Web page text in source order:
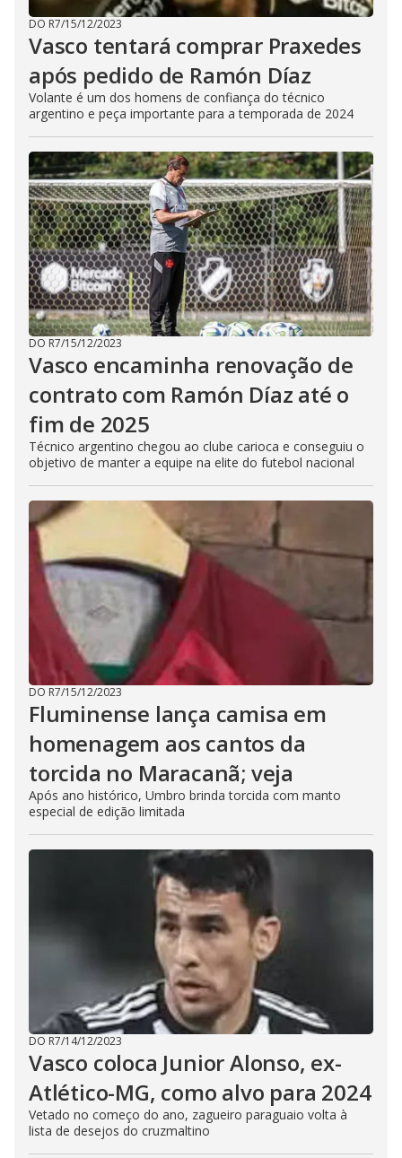
DO R7/15/12/2023
Vasco tentará comprar Praxedes
após pedido de Ramón Díaz
Volante é um dos homens de confiança do técnico
argentino e peça importante para a temporada de 2024
DO R7/15/12/2023
Vasco encaminha renovação de
contrato com Ramón Díaz até o
fim de 2025
Técnico argentino chegou ao clube carioca e conseguiu o
objetivo de manter a equipe na elite do futebol nacional
DO R7/15/12/2023
Fluminense lança camisa em
homenagem aos cantos da
torcida no Maracanã; veja
Após ano histórico, Umbro brinda torcida com manto
especial de edição limitada
DO R7/14/12/2023
Vasco coloca Junior Alonso, ex-
Atlético-MG, como alvo para 2024
Vetado no começo do ano, zagueiro paraguaio volta à
lista de desejos do cruzmaltino